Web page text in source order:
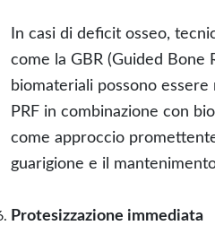
In casi di deficit osseo,
come la GBR (Guided Bone
biomateriali possono essere
PRF in combinazione con
come approccio
guarigione e il
Protesizzazione immediata